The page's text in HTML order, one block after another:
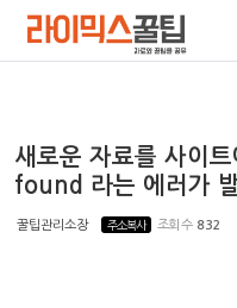
새로운 자료를 사이
found 라는 에러가
꿀팁관리소장 주소복사 조회 수 832